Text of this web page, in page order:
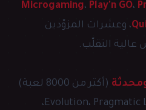
Microgaming، Play'n GO،
، وعشرات المزوّدين
التقلّب.
(أكثر من 8000 لعبة)
مع Evolution، Pragmatic Live،